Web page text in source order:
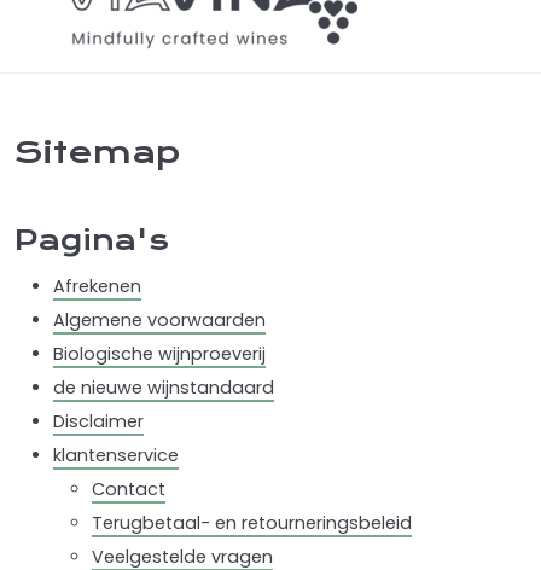
Sitemap
Pagina's
Afrekenen
Algemene voorwaarden
Biologische wijnproeverij
de nieuwe wijnstandaard
Disclaimer
klantenservice
Contact
Terugbetaal- en retourneringsbeleid
Veelgestelde vragen